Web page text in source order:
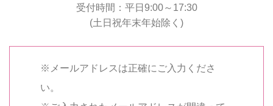
受付時間：平日9:00～17:30
(土日祝年末年始除く)
※メールアドレスは正確にご入力くださ
い。